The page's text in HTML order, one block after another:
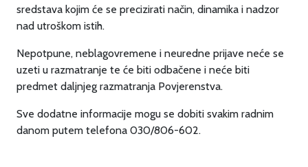
sredstava kojim će se precizirati način, dinamika i nadzor
nad utroškom istih.
Nepotpune, neblagovremene i neuredne prijave neće se
uzeti u razmatranje te će biti odbačene i neće biti
predmet daljnjeg razmatranja Povjerenstva.
Sve dodatne informacije mogu se dobiti svakim radnim
danom putem telefona 030/806-602.